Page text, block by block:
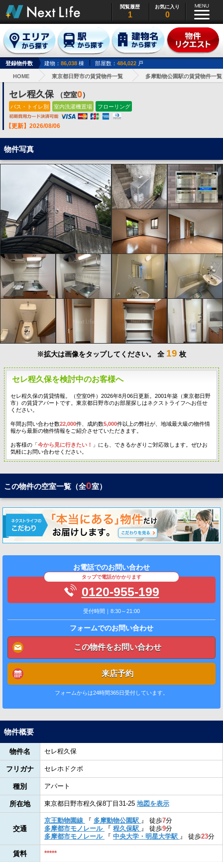
閲覧履歴
1
お気に入り
0
登録物件数 建物： 86,038 棟 部屋数： 484,022 戸
HOME 東京都日野市の賃貸物件一覧 多摩動物公園駅の賃貸物件一覧
セレ程久保 （空室0）
バス・トイレ別 室内洗濯機置場 フローリング
【更新】2026/08/06
物件写真
※拡大は画像をタップしてください。 全 19 枚
セレ程久保を検討中のお客様へ
セレ程久保の賃貸情報。（空室0件）2026年8月06日更新。2001年築（東京都日野
市）の賃貸アパートです。東京都日野市のお部屋探しはネクストライフへお任せ
ください。
年間お問い合わせ数22,000件、成約数5,000件以上の弊社が、地域最大級の物件情
報から最新の物件情報をご紹介させていただきます。
お客様の「今から見に行きたい！
」にも、できるかぎりご対応致します。ぜひお
気軽にお問い合わせください。
この物件の空室一覧（全0室）
お電話でのお問い合わせ
タップで電話がかかります
0120-955-199
受付時間｜8:30～21:00
フォームでのお問い合わせ
この物件をお問い合わせ
来店予約
フォームからは24時間365日受付しています。
物件概要
物件名 セレ程久保
フリガナ セレホドクボ
種別 アパート
所在地 東京都日野市程久保8丁目31-25 地図を表示
交通
京王動物園線 『 多摩動物公園駅 』 徒歩7分
多摩都市モノレール
『 程久保駅 』 徒歩9分
多摩都市モノレール
『 中央大学・明星大学駅 』 徒歩23分
賃料 *****